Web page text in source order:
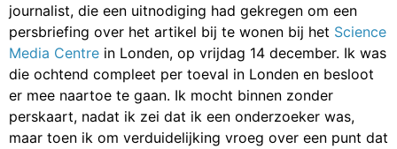
journalist, die een uitnodiging had gekregen om een
persbriefing over het artikel bij te wonen bij het Science
Media Centre in Londen, op vrijdag 14 december. Ik was
die ochtend compleet per toeval in Londen en besloot
er mee naartoe te gaan. Ik mocht binnen zonder
perskaart, nadat ik zei dat ik een onderzoeker was,
maar toen ik om verduidelijking vroeg over een punt dat